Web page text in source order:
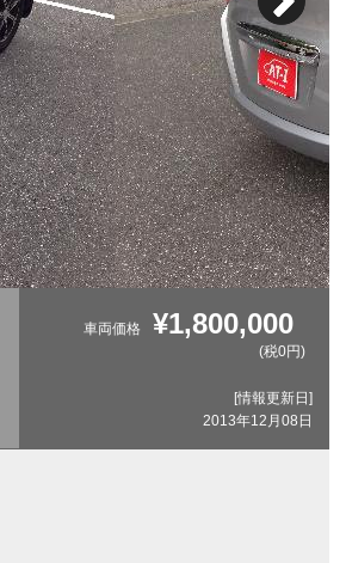
車両価格 ¥1,800,000
(税0円)
[情報更新日]
2013年12月08日